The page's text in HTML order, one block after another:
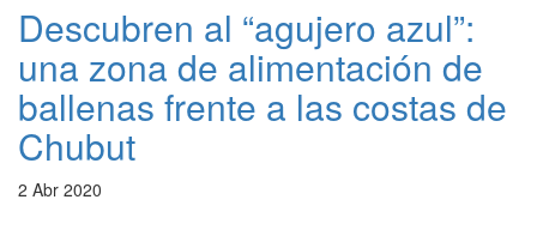
Descubren al “agujero azul”:
una zona de alimentación de
ballenas frente a las costas de
Chubut
2 Abr 2020